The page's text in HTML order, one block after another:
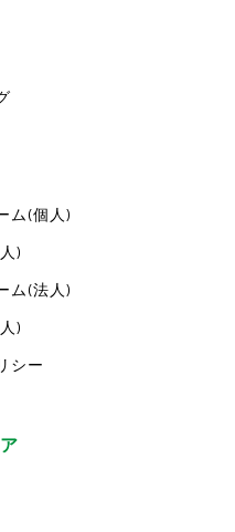
ム(個人)
)
ム(法人)
)
シー